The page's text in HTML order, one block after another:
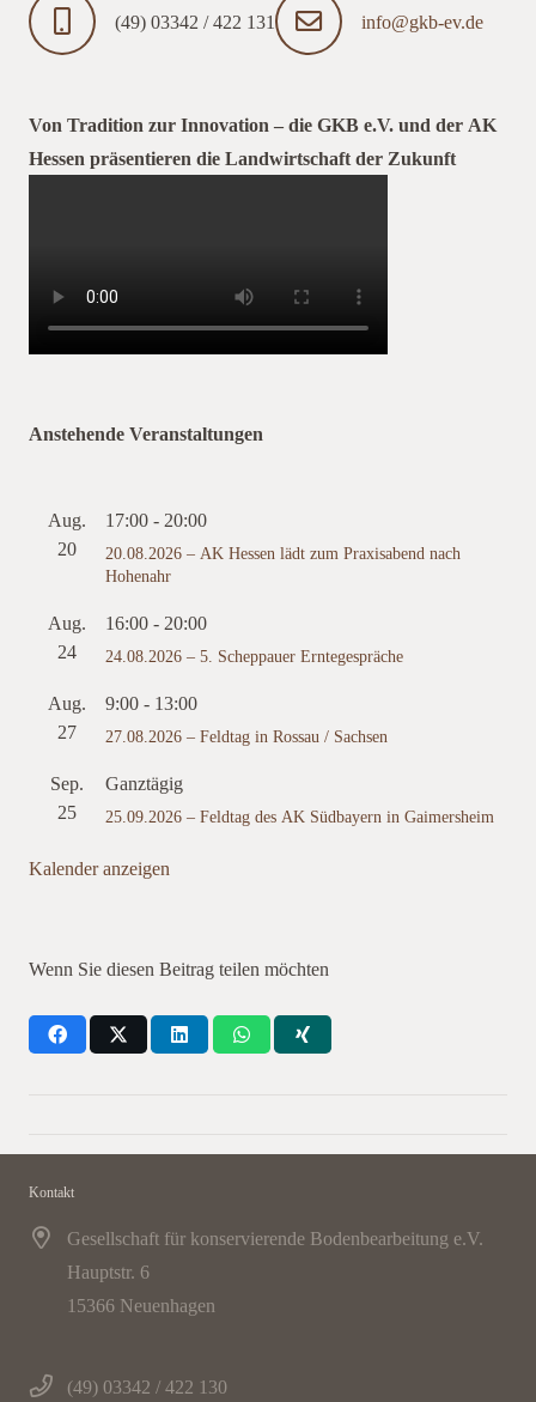
(49) 03342 / 422 131 info@gkb-ev.de
Von Tradition zur Innovation – die GKB e.V. und der AK
Hessen präsentieren die Landwirtschaft der Zukunft
Anstehende Veranstaltungen
Aug.
20
17:00-20:00
20.08.2026 – AK Hessen lädt zum Praxisabend nach
Hohenahr
Aug.
24
16:00-20:00
24.08.2026 – 5. Scheppauer Erntegespräche
Aug.
27
9:00- 13:00
27.08.2026 – Feldtag in Rossau / Sachsen
Sep.
25
Ganztägig
25.09.2026 – Feldtag des AK Südbayern in Gaimersheim
Kalender anzeigen
Wenn Sie diesen Beitrag teilen möchten
Kontakt
Gesellschaft für konservierende Bodenbearbeitung e.V.
Hauptstr. 6
15366 Neuenhagen
(49) 03342 / 422 130